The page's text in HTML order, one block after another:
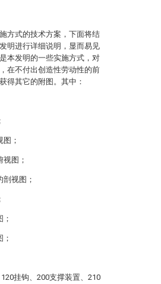
方式的技术方案，下面将结
明进行详细说明，显而易见
本发明的一些实施方式，对
在不付出创造性劳动性的前
得其它的附图。其中：
；
图；
视图；
挂钩、200支撑装置、210